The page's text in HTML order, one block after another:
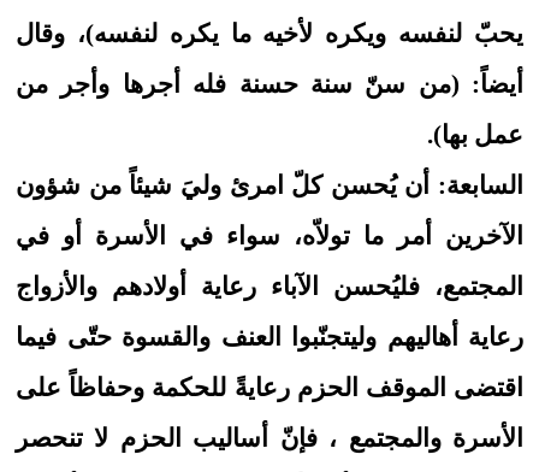
يحبّ لنفسه ويكره لأخيه ما يكره لنفسه)، وقال
أيضاً: (من سنّ سنة حسنة فله أجرها وأجر من
عمل بها).
السابعة: أن يُحسن كلّ امرئ وليَ شيئاً من شؤون
الآخرين أمر ما تولاّه، سواء في الأسرة أو في
المجتمع، فليُحسن الآباء رعاية أولادهم والأزواج
رعاية أهاليهم وليتجنّبوا العنف والقسوة حتّى فيما
اقتضى الموقف الحزم رعايةً للحكمة وحفاظاً على
الأسرة والمجتمع ، فإنّ أساليب الحزم لا تنحصر